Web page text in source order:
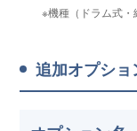
※機種（ドラム式・
追加オプシ